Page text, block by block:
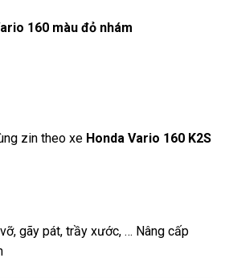
160 màu đỏ nhám
zin theo xe Honda Vario 160 K2S
gãy pát, trầy xước, … Nâng cấp